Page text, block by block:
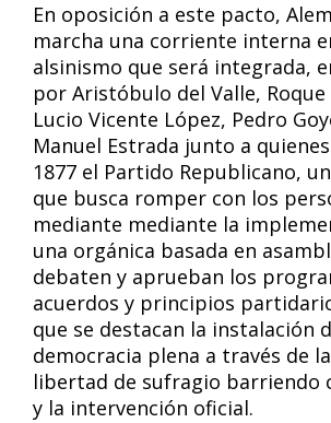
En oposición a este pacto,
marcha una corriente interna
alsinismo que será integrada,
por Aristóbulo del Valle, Roque
Lucio Vicente López, Pedro
Manuel Estrada junto a
1877 el Partido Republicano,
que busca romper con los
mediante mediante la
una orgánica basada en
debaten y aprueban los
acuerdos y principios
que se destacan la instalación
democracia plena a través de
libertad de sufragio barriendo
y la intervención oficial.